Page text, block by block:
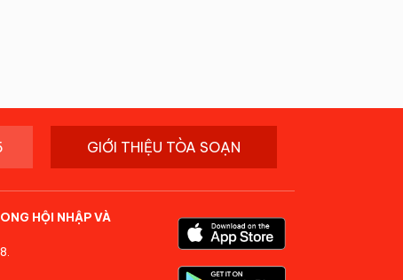
GIỚI THIỆU TÒA SOẠN
HỘI NHẬP VÀ